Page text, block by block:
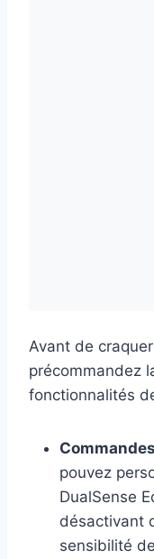
Avant de
précommandez
fonctionnalités
pouvez
DualSense
désactivant
sensibilité